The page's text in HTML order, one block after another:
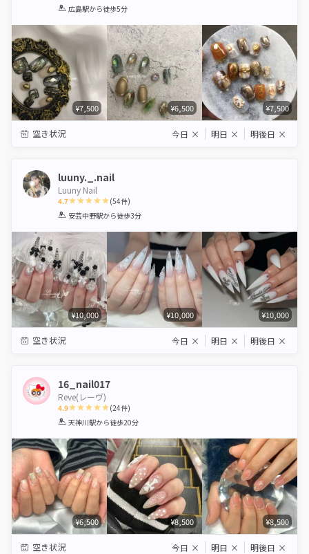
1 2 3 4 5
広島駅から徒歩5分
¥7,500 ¥6,500 ¥7,500
空き状況 今日 × 明日 × 明後日 ×
luuny._.nail
Luuny Nail
4.7
1 2 3 4 5
(54件)
安芸中野駅から徒歩3分
¥10,000 ¥10,000 ¥10,000
空き状況 今日 × 明日 × 明後日 ×
16_nail017
Reve(レーヴ)
4.9
1 2 3 4 5
(24件)
天神川駅から徒歩20分
¥6,500 ¥8,500 ¥8,500
空き状況 今日 × 明日 × 明後日 ×